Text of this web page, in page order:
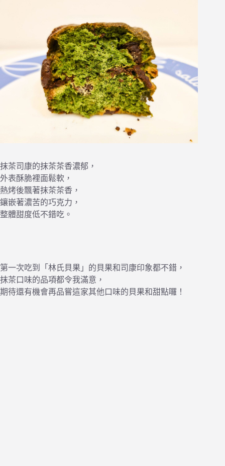
抹茶司康的抹茶茶香濃郁，
外表酥脆裡面鬆軟，
熱烤後飄著抹茶茶香，
鑲嵌著濃苦的巧克力，
整體甜度低不錯吃。
第一次吃到「林氏貝果」的貝果和司康印象都不錯，
抹茶口味的品項都令我滿意，
期待還有機會再品嘗這家其他口味的貝果和甜點囉！